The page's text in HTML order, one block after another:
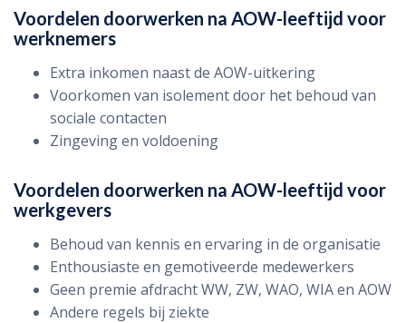
Voordelen doorwerken na AOW-leeftijd voor
werknemers
Extra inkomen naast de AOW-uitkering
Voorkomen van isolement door het behoud van
sociale contacten
Zingeving en voldoening
Voordelen doorwerken na AOW-leeftijd voor
werkgevers
Behoud van kennis en ervaring in de organisatie
Enthousiaste en gemotiveerde medewerkers
Geen premie afdracht WW, ZW, WAO, WIA en AOW
Andere regels bij ziekte